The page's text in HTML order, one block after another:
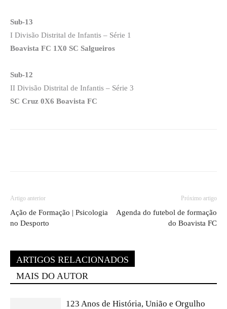
Sub-13
I Divisão Distrital de Infantis – Série 1
Boavista FC 1X0 SC Salgueiros
Sub-12
II Divisão Distrital de Infantis – Série 3
SC Cruz 0X6 Boavista FC
Artigo anterior
Ação de Formação | Psicologia
no Desporto
Próximo artigo
Agenda do futebol de formação
do Boavista FC
ARTIGOS RELACIONADOS
MAIS DO AUTOR
123 Anos de História, União e Orgulho